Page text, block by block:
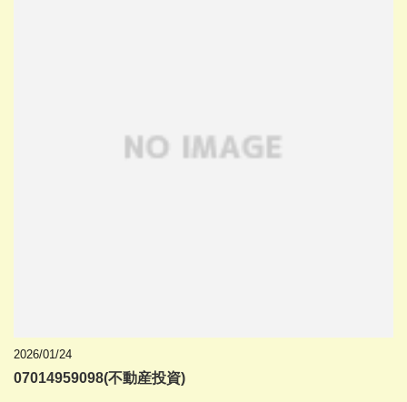
2026/01/24
07014959098(不動産投資)